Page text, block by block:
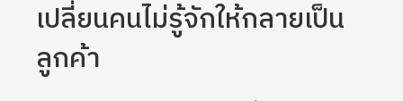
เปลี่ยนคนไม่รู้จักให้กลายเป็น
ลูกค้า